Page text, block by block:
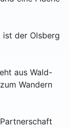
der Olsberg
aus Wald-
Wandern